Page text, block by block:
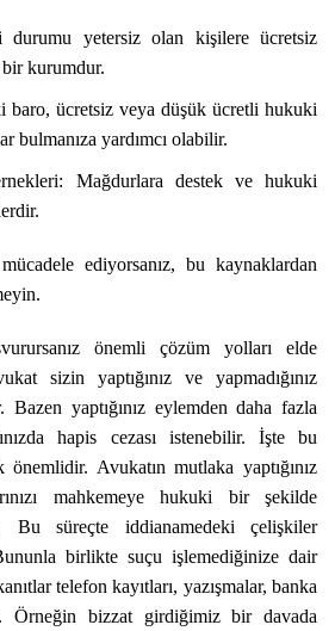
durumu yetersiz olan kişilere ücretsiz
kurumdur.
baro, ücretsiz veya düşük ücretli hukuki
bulmanıza yardımcı olabilir.
Mağdurlara destek ve hukuki
ediyorsanız, bu kaynaklardan
önemli çözüm yolları elde
sizin yaptığınız ve yapmadığınız
yaptığınız eylemden daha fazla
hapis cezası istenebilir. İşte bu
önemlidir. Avukatın mutlaka yaptığınız
mahkemeye hukuki bir şekilde
Bu süreçte iddianamedeki çelişkiler
birlikte suçu işlemediğinize dair
telefon kayıtları, yazışmalar, banka
Örneğin bizzat girdiğimiz bir davada